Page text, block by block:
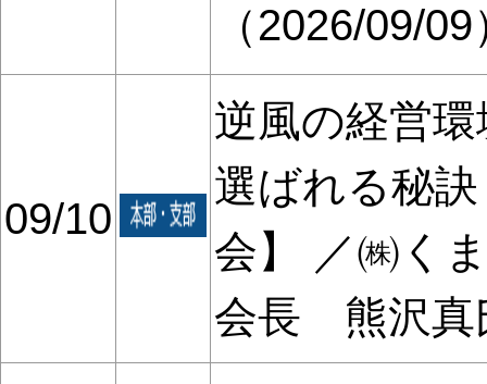
（2026/09/
09/10
逆風の経営
選ばれる秘
会】 ／㈱く
会長 熊沢真